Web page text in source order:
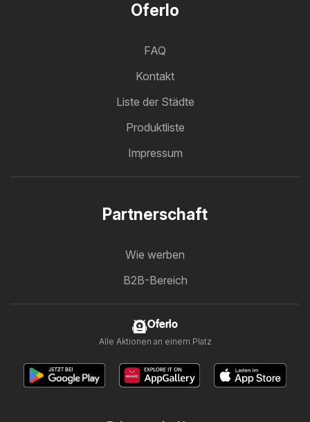
Oferlo
FAQ
Kontakt
Liste der Städte
Produktliste
Impressum
Partnerschaft
Wie werben
B2B-Bereich
Oferlo
Alle Aktionen an einem Platz